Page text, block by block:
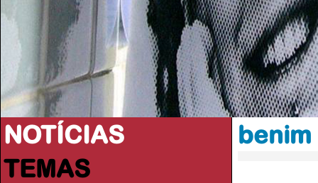
NOTÍCIAS
TEMAS
benim